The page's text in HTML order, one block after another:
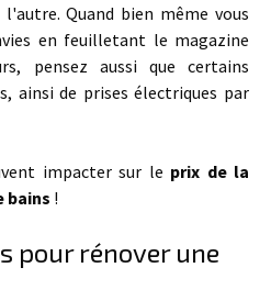
Quand bien même vous
en feuilletant le magazine
pensez aussi que certains
ainsi de prises électriques par
impacter sur le prix de la
bains !
pour rénover une